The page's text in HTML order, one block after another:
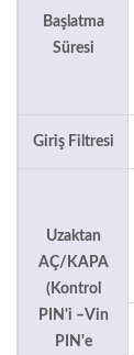
Başlatma
Süresi
Giriş Filtresi
Uzaktan
AÇ/KAPA
(Kontrol
PIN'i –Vin
PIN'e